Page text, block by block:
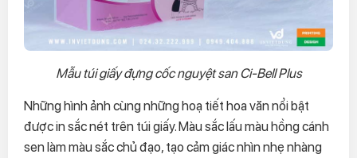
Mẫu túi giấy đựng cốc nguyệt san Ci-Bell Plus
Những hình ảnh cùng những hoạ tiết hoa văn nổi bật
được in sắc nét trên túi giấy. Màu sắc lấu màu hồng cánh
sen làm màu sắc chủ đạo, tạo cảm giác nhìn nhẹ nhàng